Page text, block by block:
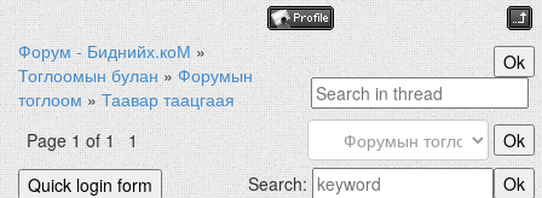
Форум - Биднийх.коМ »
Тоглоомын булан » Форумын
тоглоом » Таавар таацгаая
Page1of1 1
Search: